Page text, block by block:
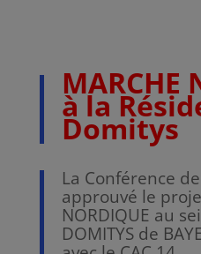
MARCHE
à la
Domitys
La Conférence
approuvé le
NORDIQUE au
DOMITYS de